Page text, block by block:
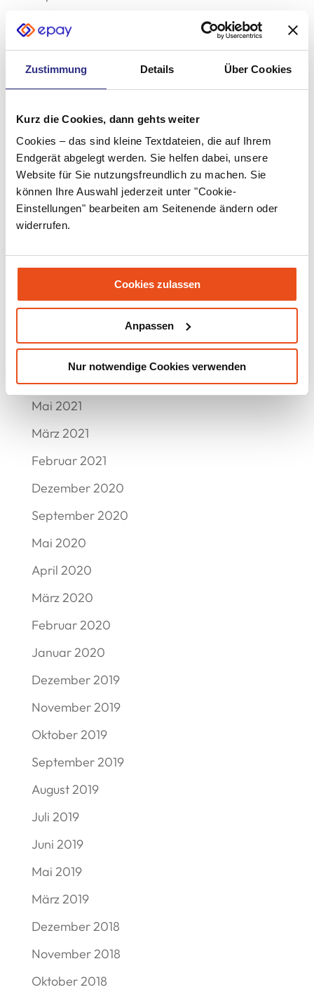
Zustimmung Details Über Cookies
Kurz die Cookies, dann gehts weiter
Cookies – das sind kleine Textdateien, die auf Ihrem
Endgerät abgelegt werden. Sie helfen dabei, unsere
Website für Sie nutzungsfreundlich zu machen. Sie
können Ihre Auswahl jederzeit unter "Cookie-
Einstellungen" bearbeiten am Seitenende ändern oder
widerrufen.
Cookies zulassen
Anpassen
Nur notwendige Cookies verwenden
August 2022
Juli 2022
Juni 2022
März 2022
Februar 2022
Januar 2022
November 2021
Juli 2021
Mai 2021
März 2021
Februar 2021
Dezember 2020
September 2020
Mai 2020
April 2020
März 2020
Februar 2020
Januar 2020
Dezember 2019
November 2019
Oktober 2019
September 2019
August 2019
Juli 2019
Juni 2019
Mai 2019
März 2019
Dezember 2018
November 2018
Oktober 2018